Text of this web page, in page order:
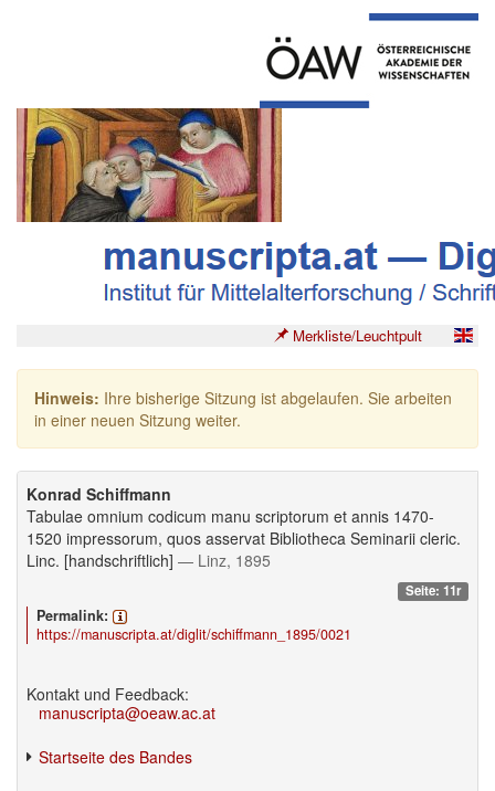
Merkliste/Leuchtpult
Hinweis: Ihre bisherige Sitzung ist abgelaufen. Sie arbeiten
in einer neuen Sitzung weiter.
Konrad Schiffmann
Tabulae omnium codicum manu scriptorum et annis 1470-
1520 impressorum, quos asservat Bibliotheca Seminarii cleric.
Linc. [handschriftlich] — Linz, 1895
Seite: 11r
Permalink:
https://manuscripta.at/diglit/schiffmann_1895/0021
Kontakt und Feedback:
manuscripta@oeaw.ac.at
Startseite des Bandes